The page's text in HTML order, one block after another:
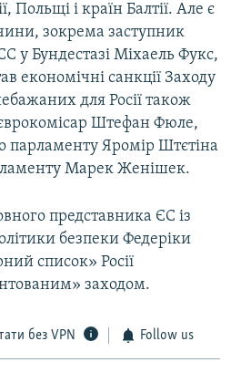
Польщі і країн Балтії. Але є
зокрема заступник
у Бундестазі Міхаель Фукс,
економічні санкції Заходу
для Росії також
Штефан Фюле,
парламенту Яромір Штєтіна
Марек Женішек.
представника ЄС із
безпеки Федеріки
список» Росії
заходом.
без VPN Follow us